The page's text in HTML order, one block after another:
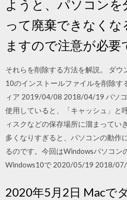
ようと、パソコンを
って廃棄できなくな
ますので注意が必要
それらを削除する方法を解説。 ダウ
10のインストールファイルを削除す
ィア 2019/04/08 2018/04/19 パソ
使用していると、「キャッシュ」と
ィスクなどの保存場所に溜まってい
多くなりすぎると、パソコンの動作
るのです。今回はWindowsパソコン
Windows10で 2020/05/19 2018/
2020年5月2日 Macで